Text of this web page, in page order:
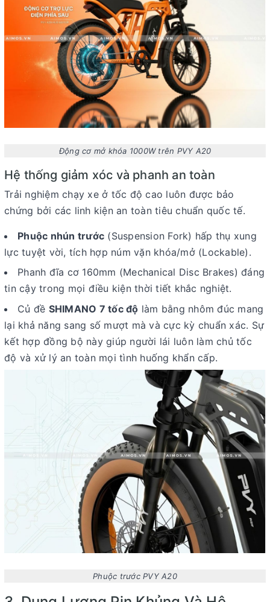
Động cơ mở khóa 1000W trên PVY A20
Hệ thống giảm xóc và phanh an toàn
Trải nghiệm chạy xe ở tốc độ cao luôn được bảo
chứng bởi các linh kiện an toàn tiêu chuẩn quốc tế.
Phuộc nhún trước (Suspension Fork) hấp thụ xung
lực tuyệt vời, tích hợp núm vặn khóa/mở (Lockable).
Phanh đĩa cơ 160mm (Mechanical Disc Brakes) đáng
tin cậy trong mọi điều kiện thời tiết khắc nghiệt.
Củ đề SHIMANO 7 tốc độ làm bằng nhôm đúc mang
lại khả năng sang số mượt mà và cực kỳ chuẩn xác. Sự
kết hợp đồng bộ này giúp người lái luôn làm chủ tốc
độ và xử lý an toàn mọi tình huống khẩn cấp.
Phuộc trước PVY A20